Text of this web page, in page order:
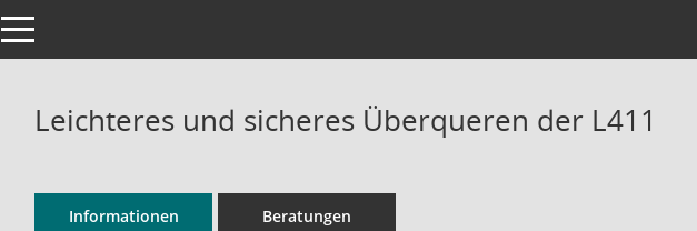
Toggle navigation
Leichteres und sicheres Überqueren der L411
Informationen Beratungen